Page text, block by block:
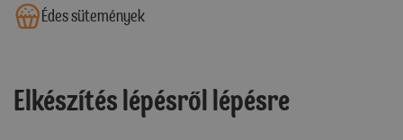
Édes sütemények
Elkészítés lépésről lépésre